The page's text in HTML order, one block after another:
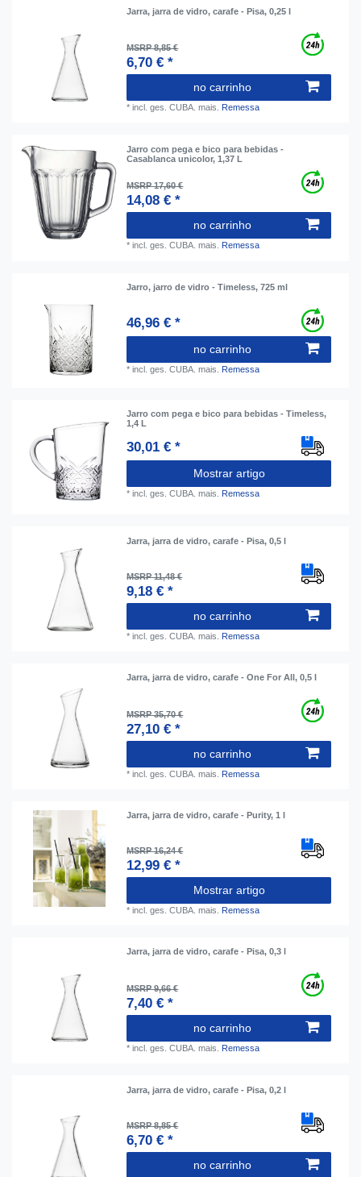
Jarra, jarra de vidro, carafe - Pisa, 0,25 l
MSRP 8,85 €
6,70 € *
no carrinho
*incl. ges. CUBA. mais. Remessa
Jarro com pega e bico para bebidas -
Casablanca unicolor, 1,37 L
MSRP 17,60 €
14,08 € *
no carrinho
*incl. ges. CUBA. mais. Remessa
Jarro, jarro de vidro - Timeless, 725 ml
46,96 € *
no carrinho
*incl. ges. CUBA. mais. Remessa
Jarro com pega e bico para bebidas - Timeless,
1,4 L
30,01 € *
Mostrar artigo
*incl. ges. CUBA. mais. Remessa
Jarra, jarra de vidro, carafe - Pisa, 0,5 l
MSRP 11,48 €
9,18 € *
no carrinho
*incl. ges. CUBA. mais. Remessa
Jarra, jarra de vidro, carafe - One For All, 0,5 l
MSRP 35,70 €
27,10 € *
no carrinho
*incl. ges. CUBA. mais. Remessa
Jarra, jarra de vidro, carafe - Purity, 1 l
MSRP 16,24 €
12,99 € *
Mostrar artigo
*incl. ges. CUBA. mais. Remessa
Jarra, jarra de vidro, carafe - Pisa, 0,3 l
MSRP 9,66 €
7,40 € *
no carrinho
*incl. ges. CUBA. mais. Remessa
Jarra, jarra de vidro, carafe - Pisa, 0,2 l
MSRP 8,85 €
6,70 € *
no carrinho